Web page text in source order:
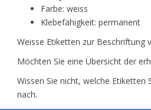
Farbe: weiss
Klebefähigkeit: permanent
Weisse Etiketten zur Beschriftung
Möchten Sie eine Übersicht der
Wissen Sie nicht, welche
nach.